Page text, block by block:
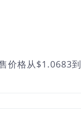
格从$1.0683